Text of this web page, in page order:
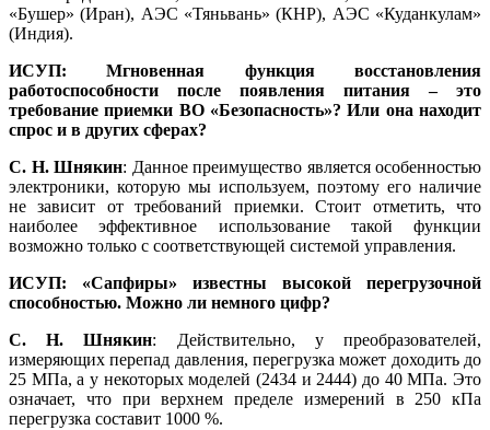
«Бушер» (Иран), АЭС «Тяньвань» (КНР), АЭС «Куданкулам»
(Индия).
ИСУП: Мгновенная функция восстановления
работоспособности после появления питания – это
требование приемки ВО «Безопасность»? Или она находит
спрос и в других сферах?
С. Н. Шнякин: Данное преимущество является особенностью
электроники, которую мы используем, поэтому его наличие
не зависит от требований приемки. Стоит отметить, что
наиболее эффективное использование такой функции
возможно только с соответствующей системой управления.
ИСУП: «Сапфиры» известны высокой перегрузочной
способностью. Можно ли немного цифр?
С. Н. Шнякин: Действительно, у преобразователей,
измеряющих перепад давления, перегрузка может доходить до
25 МПа, а у некоторых моделей (2434 и 2444) до 40 МПа. Это
означает, что при верхнем пределе измерений в 250 кПа
перегрузка составит 1000 %.